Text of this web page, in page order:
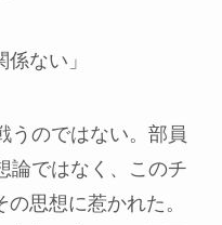
ない」
のではない。部員
論ではなく、このチ
思想に惹かれた。